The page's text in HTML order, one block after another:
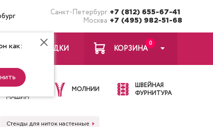
Санкт-Петербург +7 (812) 655-67-41
Москва +7 (495) 982-51-68
как: ЗАКЛАДКИ
0
КОРЗИНА
ИГЛЫ ДЛЯ
ШВЕЙНЫХ
МАШИН
МОЛНИИ
ШВЕЙНАЯ
ФУРНИТУРА
Стенды для ниток настенные